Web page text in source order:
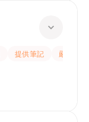
提供筆記 嚴格